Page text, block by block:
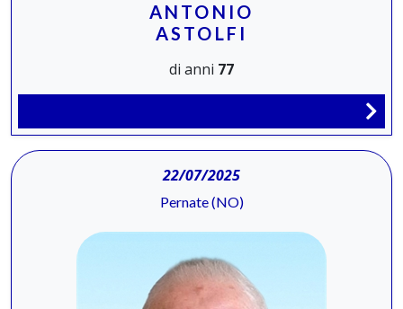
ANTONIO
ASTOLFI
di anni 77
22/07/2025
Pernate (NO)